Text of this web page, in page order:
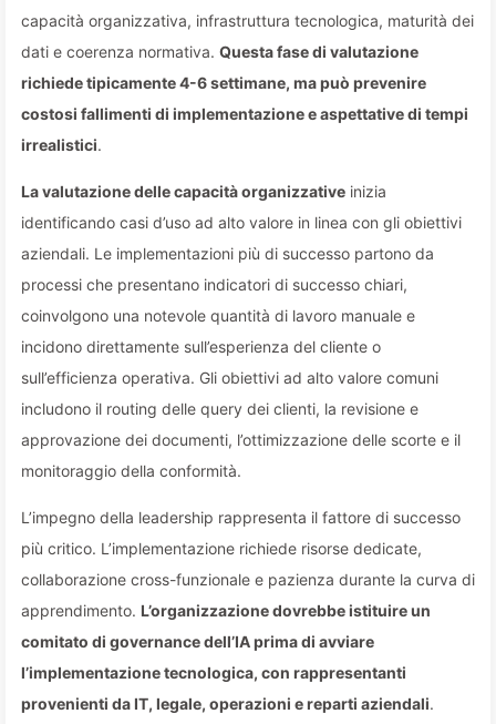
capacità organizzativa, infrastruttura tecnologica, maturità dei
dati e coerenza normativa. Questa fase di valutazione
richiede tipicamente 4-6 settimane, ma può prevenire
costosi fallimenti di implementazione e aspettative di tempi
irrealistici.
La valutazione delle capacità organizzative inizia
identificando casi d’uso ad alto valore in linea con gli obiettivi
aziendali. Le implementazioni più di successo partono da
processi che presentano indicatori di successo chiari,
coinvolgono una notevole quantità di lavoro manuale e
incidono direttamente sull’esperienza del cliente o
sull’efficienza operativa. Gli obiettivi ad alto valore comuni
includono il routing delle query dei clienti, la revisione e
approvazione dei documenti, l’ottimizzazione delle scorte e il
monitoraggio della conformità.
L’impegno della leadership rappresenta il fattore di successo
più critico. L’implementazione richiede risorse dedicate,
collaborazione cross-funzionale e pazienza durante la curva di
apprendimento. L’organizzazione dovrebbe istituire un
comitato di governance dell’IA prima di avviare
l’implementazione tecnologica, con rappresentanti
provenienti da IT, legale, operazioni e reparti aziendali.